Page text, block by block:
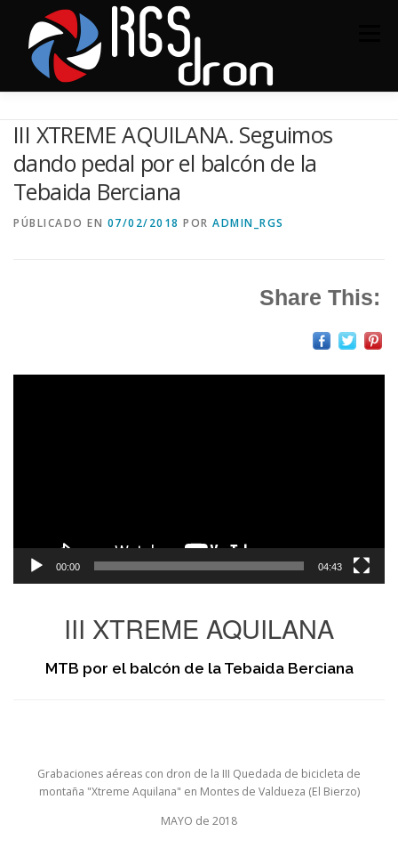
contenido
SERVICIOS PORTAFOLIO CONTACTO
III XTREME AQUILANA. Seguimos
dando pedal por el balcón de la
Tebaida Berciana
PÚBLICADO EN 07/02/2018 POR ADMIN_RGS
Share This:
00:00 04:43
III XTREME AQUILANA
MTB por el balcón de la Tebaida Berciana
Grabaciones aéreas con dron de la III Quedada de bicicleta de
montaña "Xtreme Aquilana" en Montes de Valdueza (El Bierzo)
MAYO de 2018